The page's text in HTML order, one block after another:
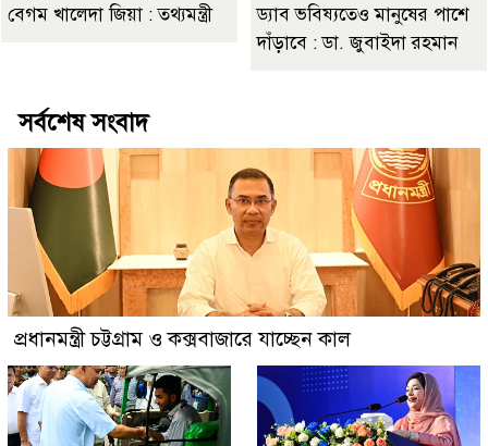
বেগম খালেদা জিয়া : তথ্যমন্ত্রী
ড্যাব ভবিষ্যতেও মানুষের পাশে
দাঁড়াবে : ডা. জুবাইদা রহমান
সর্বশেষ সংবাদ
প্রধানমন্ত্রী চট্টগ্রাম ও কক্সবাজারে যাচ্ছেন কাল